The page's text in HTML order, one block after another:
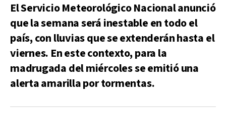
El Servicio Meteorológico Nacional anunció
que la semana será inestable en todo el
país, con lluvias que se extenderán hasta el
viernes. En este contexto, para la
madrugada del miércoles se emitió una
alerta amarilla por tormentas.